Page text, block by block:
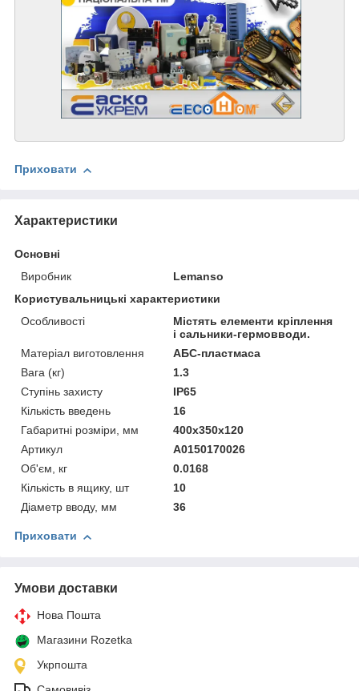
Приховати
Характеристики
Основні
Виробник
Lemanso
Користувальницькі характеристики
Особливості
Містять елементи кріплення
і сальники-гермовводи.
Матеріал виготовлення
АБС-пластмаса
Вага (кг)
1.3
Ступінь захисту
IP65
Кількість введень
16
Габаритні розміри, мм
400x350x120
Артикул
A0150170026
Об'єм, кг
0.0168
Кількість в ящику, шт
10
Діаметр вводу, мм
36
Приховати
Умови доставки
Нова Пошта
Магазини Rozetka
Укрпошта